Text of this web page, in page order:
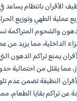
الأفران بانتظام يساعد
عملية الطهي وتوزيع
والشحوم المتراكمة
الداخلية، مما يزيد من
يمنع تراكم الدهون
مما يقلل من احتمالية
النظيفة تضمن عدم
عن تراكم بقايا